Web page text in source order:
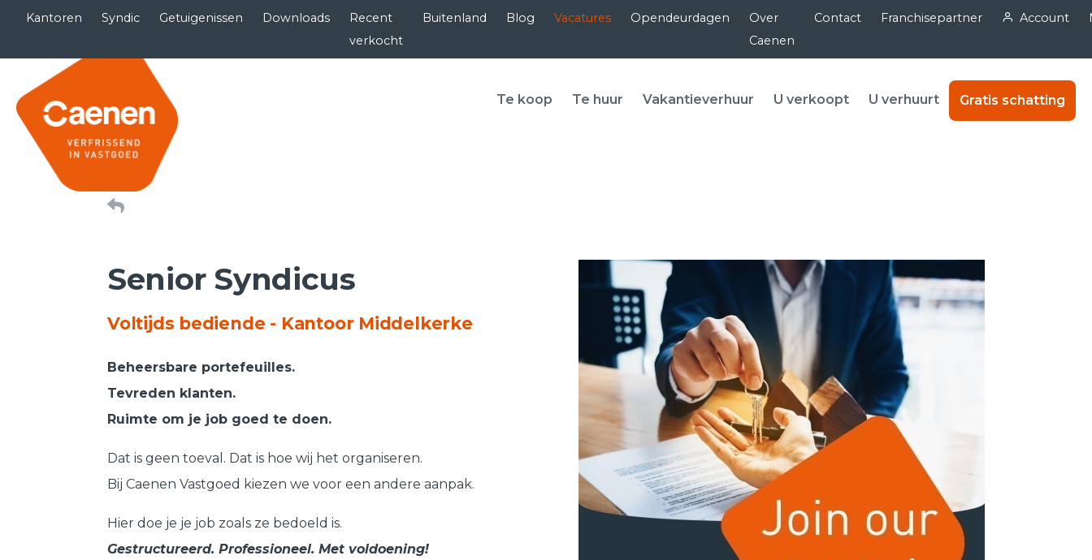
Kantoren Syndic Getuigenissen Downloads
Recent
verkocht
Buitenland Blog Vacatures Opendeurdagen
Over
Caenen
Contact Franchisepartner Account
Te koop Te huur Vakantieverhuur U verkoopt U verhuurt Gratis schatting
Senior Syndicus
Voltijds bediende - Kantoor Middelkerke
Beheersbare portefeuilles.
Tevreden klanten.
Ruimte om je job goed te doen.
Dat is geen toeval. Dat is hoe wij het organiseren.
Bij Caenen Vastgoed kiezen we voor een andere aanpak.
Hier doe je je job zoals ze bedoeld is.
Gestructureerd. Professioneel. Met voldoening!